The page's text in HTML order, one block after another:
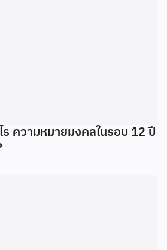
ความหมายมงคลในรอบ 12 ปี